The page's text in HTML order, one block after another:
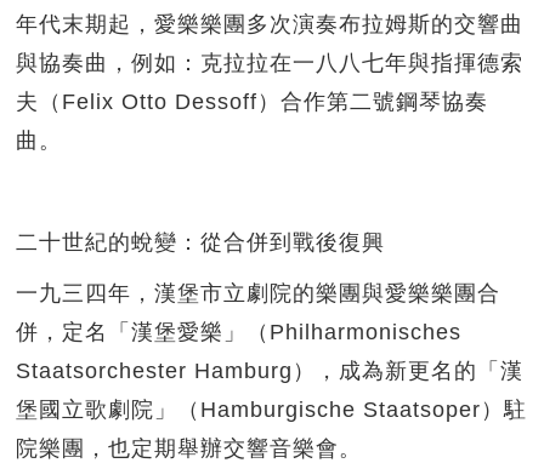
年代末期起，愛樂樂團多次演奏布拉姆斯的交響曲
與協奏曲，例如：克拉拉在一八八七年與指揮德索
夫（Felix Otto Dessoff）合作第二號鋼琴協奏
曲。
二十世紀的蛻變：從合併到戰後復興
一九三四年，漢堡市立劇院的樂團與愛樂樂團合
併，定名「漢堡愛樂」（Philharmonisches
Staatsorchester Hamburg），成為新更名的「漢
堡國立歌劇院」（Hamburgische Staatsoper）駐
院樂團，也定期舉辦交響音樂會。